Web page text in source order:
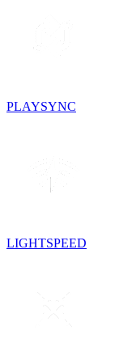
PLAYSYNC
LIGHTSPEED